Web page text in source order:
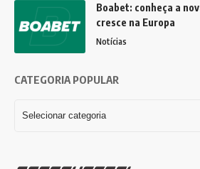
Boabet: conheça a
cresce na Europa
Notícias
CATEGORIA POPULAR